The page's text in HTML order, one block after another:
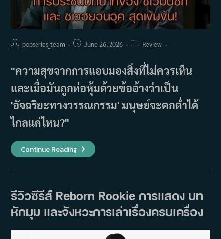
Postpopseries_team
PostJune 26, 2026
PostReview
"ความสุขจากการแอบมองสิ่งที่ไม่ควรเห็น
และเมื่อมันถูกห่อหุ้มด้วยข้ออ้างว่าเป็น
'อัจฉริยะทางวรรณกรรม' มนุษย์จะตกต่ำได้
ไกลแค่ไหน?"
Continue Readingรีวิว
Notes
The
ประชัน
ของ
ชเว
ซิก
รีวิวซีรีส์ Reborn Rookie การแสดง บท
หักมุม และจังหวะการเล่าเรื่องครบเครื่อง